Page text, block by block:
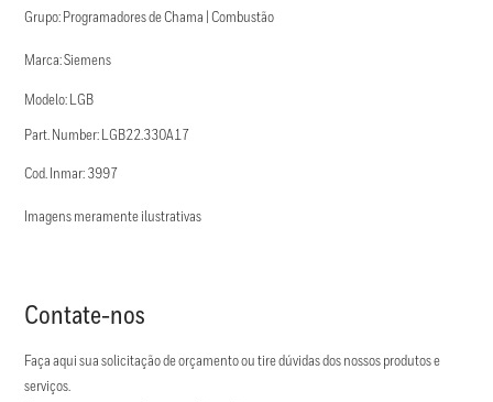
Grupo: Programadores de Chama | Combustão
Marca: Siemens
Modelo: LGB
Part. Number: LGB22.330A17
Cod. Inmar: 3997
Imagens meramente ilustrativas
Contate-nos
Faça aqui sua solicitação de orçamento ou tire dúvidas dos nossos produtos e
serviços.